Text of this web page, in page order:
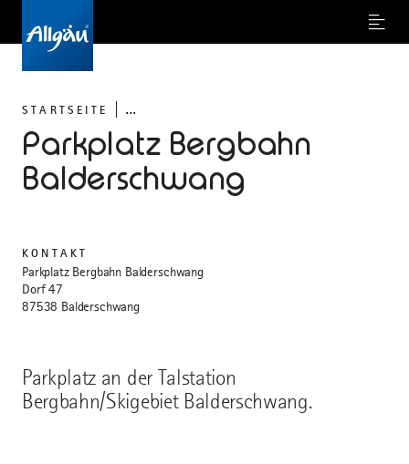
Menu
STARTSEITE ...
Parkplatz Bergbahn
Balderschwang
Parkplatz an der Talstation
Bergbahn/Skigebiet Balderschwang.
KONTAKT
Parkplatz Bergbahn Balderschwang
Dorf 47
87538 Balderschwang